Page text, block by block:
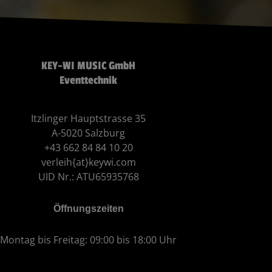
KEY-WI MUSIC GmbH
Eventtechnik
Itzlinger Hauptstrasse 35
A-5020 Salzburg
+43 662 84 84 10 20
verleih{at}keywi.com
UID Nr.: ATU65935768
Öffnungszeiten
Montag bis Freitag: 09:00 bis 18:00 Uhr